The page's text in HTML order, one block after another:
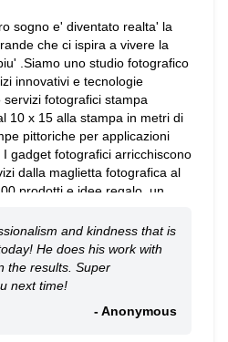
sogno e' diventato realta' la
che ci ispira a vivere la
.Siamo uno studio fotografico
innovativi e tecnologie
fotografici stampa
10 x 15 alla stampa in metri di
pittoriche per applicazioni
gadget fotografici arricchiscono
dalla maglietta fotografica al
prodotti e idee regalo. un
pareti e dare un tocco
Vi aspettiamo ...
and kindness that is
He does his work with
the results. Super
next time!
- Anonymous